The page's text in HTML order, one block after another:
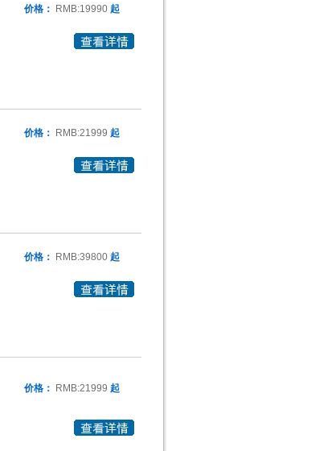
价格：
RMB:19990 起
价格：
RMB:21999 起
价格：
RMB:39800 起
价格： RMB:21999 起